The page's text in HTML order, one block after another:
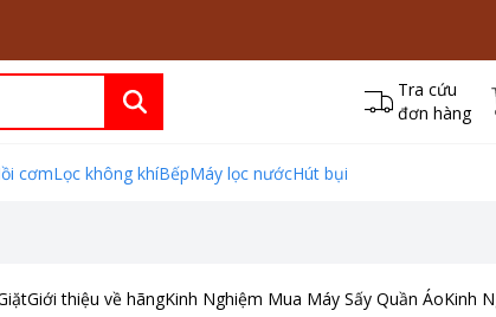
Tra cứu
đơn hàng
cơmLọc không khíBếpMáy lọc nướcHút bụi
Giới thiệu về hãngKinh Nghiệm Mua Máy Sấy Quần ÁoKinh